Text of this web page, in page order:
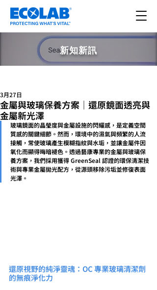
新知新訊
金屬與玻璃保養方案｜還原鏡面透亮與
金屬新光澤
3月27日
玻璃鏡面的晶瑩度與金屬設施的閃耀感，是定義空間
質感的關鍵細節。然而，環境中的濕氣與頻繁的人流
接觸，常使玻璃產生模糊指紋與水垢，並讓金屬件因
氧化而顯得晦暗褪色。透過藝康專業的金屬與玻璃保
養方案，我們採用獲得 GreenSeal 認證的環保清潔技
術與專業金屬拋光配方，從源頭移除污垢並修復表面
光澤。
還原視野的純淨靈魂：OC 專業玻璃清潔劑
的無痕淨化力